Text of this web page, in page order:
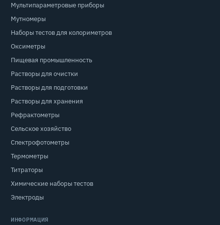
Мультипараметровые приборы
Мутномеры
Наборы тестов для колориметров
Оксиметры
Пищевая промышленность
Растворы для очистки
Растворы для подготовки
Растворы для хранения
Рефрактометры
Сельское хозяйство
Спектрофотометры
Термометры
Титраторы
Химические наборы тестов
Электроды
ИНФОРМАЦИЯ